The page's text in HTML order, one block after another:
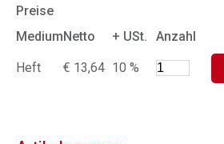
Preise
MediumNetto + USt. Anzahl
Heft € 13,64 10 %